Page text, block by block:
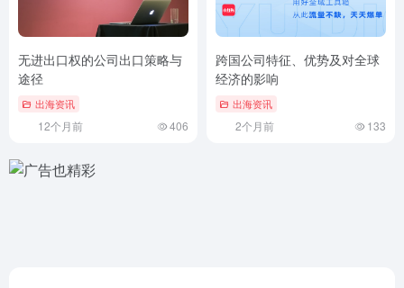
无进出口权的公司出口策略与
途径
出海资讯
12个月前 406
跨国公司特征、优势及对全球
经济的影响
出海资讯
2个月前 133